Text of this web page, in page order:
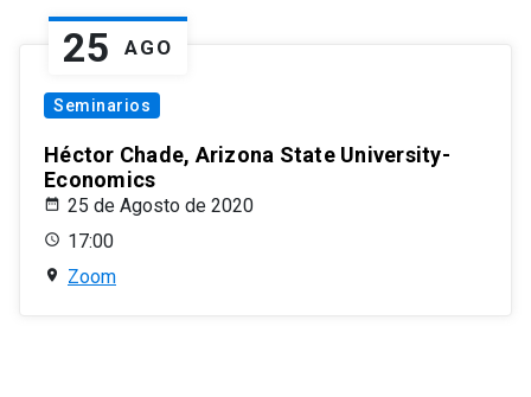
25 AGO
Seminarios
Héctor Chade, Arizona State University-
Economics
25 de Agosto de 2020
17:00
Zoom